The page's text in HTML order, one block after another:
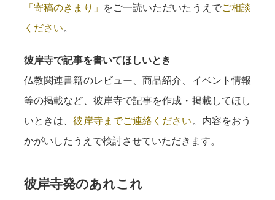
「寄稿のきまり」
をご一読いただいたうえでご相談
ください。
彼岸寺で記事を書いてほしいとき
仏教関連書籍のレビュー、商品紹介、イベント情報
等の掲載など、彼岸寺で記事を作成・掲載してほし
いときは、彼岸寺までご連絡ください 。内容をおう
かがいしたうえで検討させていただきます。
彼岸寺発のあれこれ